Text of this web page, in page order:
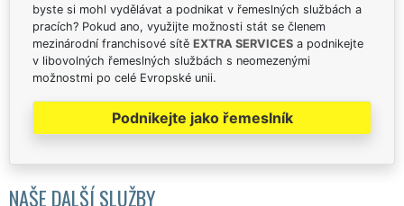
byste si mohl vydělávat a podnikat v řemeslných službách a
pracích? Pokud ano, využijte možnosti stát se členem
mezinárodní franchisové sítě EXTRA SERVICES a podnikejte
v libovolných řemeslných službách s neomezenými
možnostmi po celé Evropské unii.
Podnikejte jako řemeslník
NAŠE DALŠÍ SLUŽBY